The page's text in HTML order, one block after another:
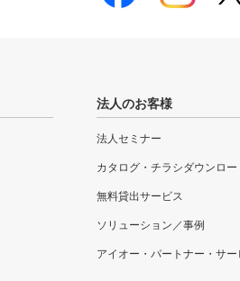
法人のお客様
法人セミナー
カタログ・チラシダウンロー
無料貸出サービス
ソリューション／事例
アイオー・パートナー・サー